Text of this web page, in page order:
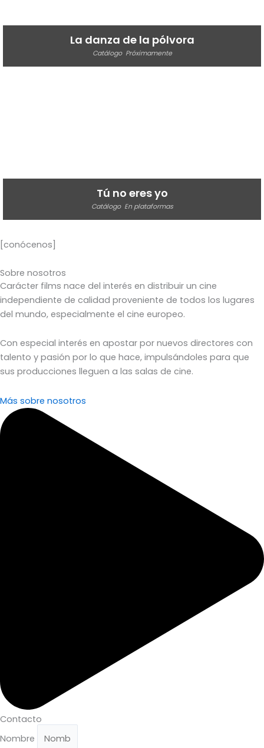
La danza de la pólvora
Catálogo Próximamente
Tú no eres yo
Catálogo En plataformas
[conócenos]
Sobre nosotros
Carácter films nace del interés en distribuir un cine
independiente de calidad proveniente de todos los lugares
del mundo, especialmente el cine europeo.
Con especial interés en apostar por nuevos directores con
talento y pasión por lo que hace, impulsándoles para que
sus producciones lleguen a las salas de cine.
Más sobre nosotros
Contacto
Nombre